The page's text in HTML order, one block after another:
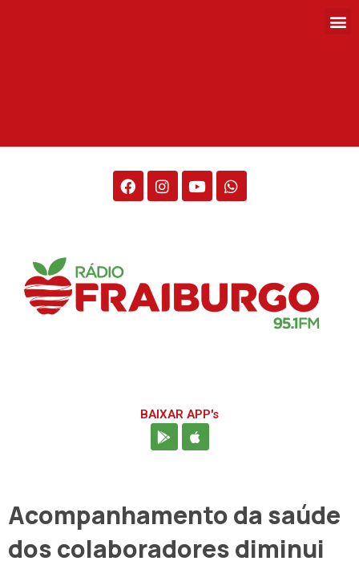
BAIXAR APP's
Acompanhamento da saúde
dos colaboradores diminui